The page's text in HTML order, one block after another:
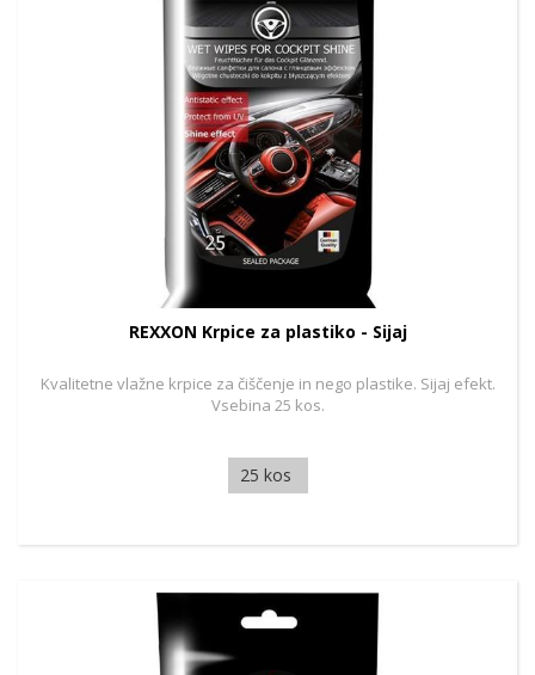
REXXON Krpice za plastiko - Sijaj
Kvalitetne vlažne krpice za čiščenje in nego plastike. Sijaj efekt.
Vsebina 25 kos.
25 kos